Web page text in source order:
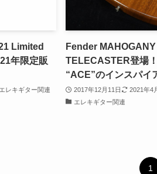
Limited
年限定販
エレキギター関連
Fender
TELECASTER登場
“ACE”のインスパイ
2017年12月11日
2021年4
エレキギター関連
1